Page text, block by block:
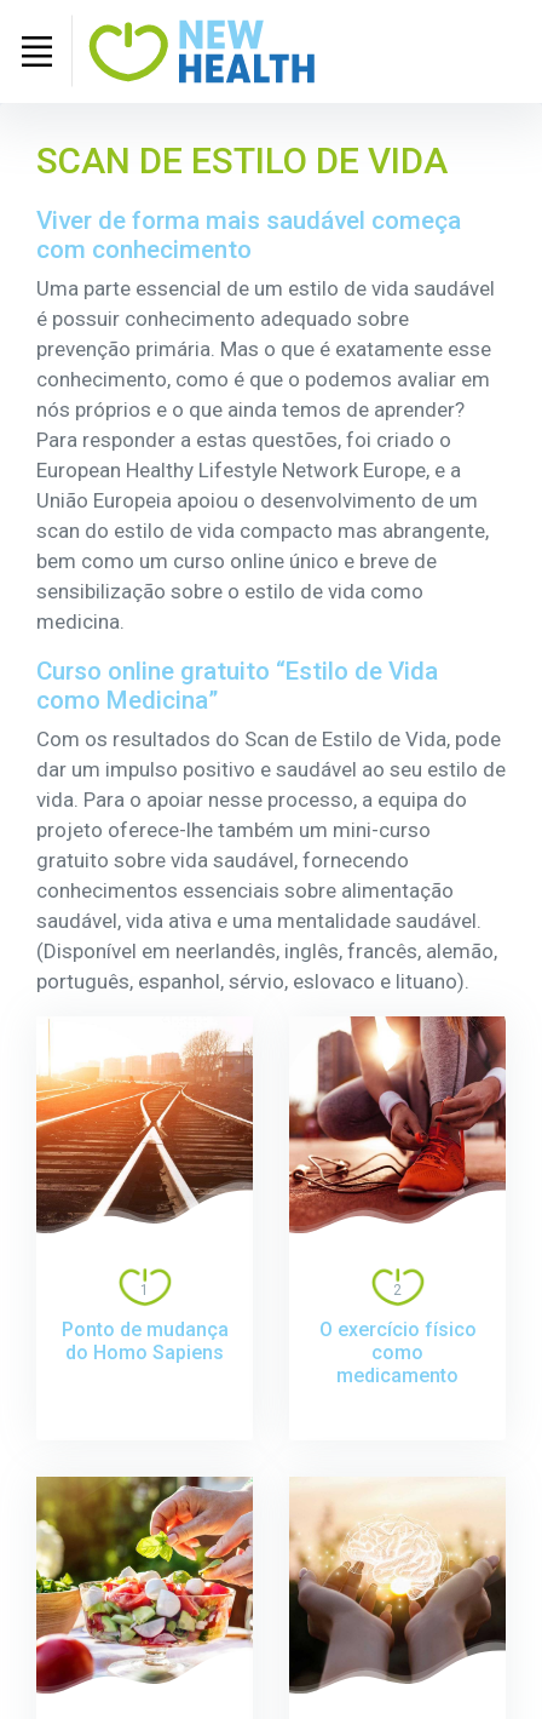
SCAN DE ESTILO DE VIDA
Viver de forma mais saudável começa
com conhecimento
Uma parte essencial de um estilo de vida saudável
é possuir conhecimento adequado sobre
prevenção primária. Mas o que é exatamente esse
conhecimento, como é que o podemos avaliar em
nós próprios e o que ainda temos de aprender?
Para responder a estas questões, foi criado o
European Healthy Lifestyle Network Europe, e a
União Europeia apoiou o desenvolvimento de um
scan do estilo de vida compacto mas abrangente,
bem como um curso online único e breve de
sensibilização sobre o estilo de vida como
medicina.
Curso online gratuito “Estilo de Vida
como Medicina”
Com os resultados do Scan de Estilo de Vida, pode
dar um impulso positivo e saudável ao seu estilo de
vida. Para o apoiar nesse processo, a equipa do
projeto oferece-lhe também um mini-curso
gratuito sobre vida saudável, fornecendo
conhecimentos essenciais sobre alimentação
saudável, vida ativa e uma mentalidade saudável.
(Disponível em neerlandês, inglês, francês, alemão,
português, espanhol, sérvio, eslovaco e lituano).
1
Ponto de mudança
do Homo Sapiens
2
O exercício físico
como
medicamento